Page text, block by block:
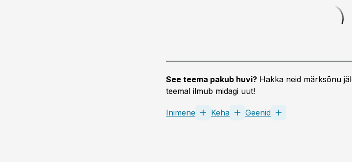
See teema pakub huvi? Hakka neid märksõnu
teemal ilmub midagi uut!
Inimene Keha Geenid